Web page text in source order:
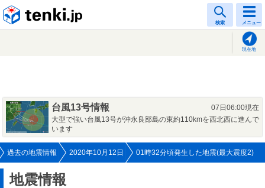
検索 メニュー
現在地
台風13号情報
07日06:00現在
大型で強い台風13号が沖永良部島の東約110kmを西北西に進んで
います
過去の地震情報 2020年10月12日 01時32分頃発生した地震(最大震度2)
地震情報